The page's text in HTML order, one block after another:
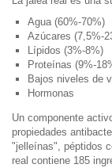
Agua (60%-70%)
Azúcares (7,5%-
Lípidos (3%-8%)
Proteínas (9%-
Bajos niveles de
Hormonas
Un componente
propiedades
"jelleínas", péptidos
real contiene 185